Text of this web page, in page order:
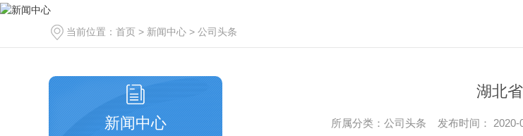
当前位置： 首页 > 新闻中心 > 公司头条
新闻中心
湖北
所属分类：公司头条 发布时间：